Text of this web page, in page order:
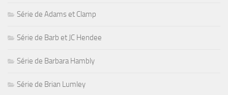
Série de Adams et Clamp
Série de Barb et JC Hendee
Série de Barbara Hambly
Série de Brian Lumley